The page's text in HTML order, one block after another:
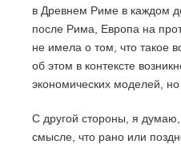
в Древнем Риме в каждом
после Рима, Европа на
не имела о том, что такое
об этом в контексте
экономических моделей,
С другой стороны, я думаю,
смысле, что рано или